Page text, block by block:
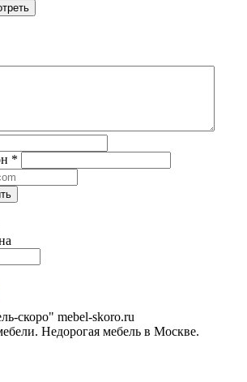
*
скоро" mebel-skoro.ru
Недорогая мебель в Москве.